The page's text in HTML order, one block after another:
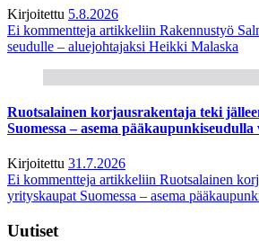
Kirjoitettu 5.8.2026
Ei kommentteja artikkeliin Rakennustyö
seudulle – aluejohtajaksi Heikki Malaska
Ruotsalainen korjausrakentaja teki
Suomessa – asema pääkaupunkiseudulla
Kirjoitettu 31.7.2026
Ei kommentteja artikkeliin Ruotsalainen
yrityskaupat Suomessa – asema
Uutiset